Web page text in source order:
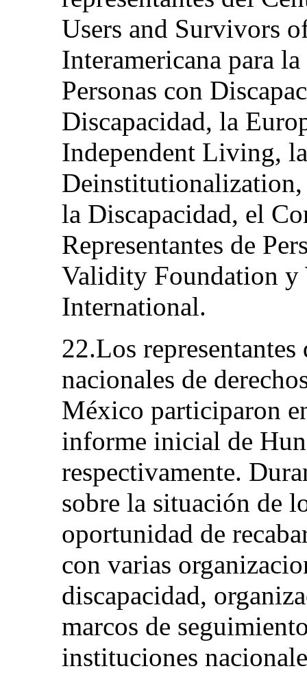
Users and Survivors
Interamericana para
Personas con
Discapacidad, la
Independent Living,
la Discapacidad, el
Representantes de
Validity Foundation y
International.
22.Los
nacionales de
México participaron
informe inicial de
respectivamente.
sobre la situación de
oportunidad de
con varias
discapacidad,
marcos de
instituciones